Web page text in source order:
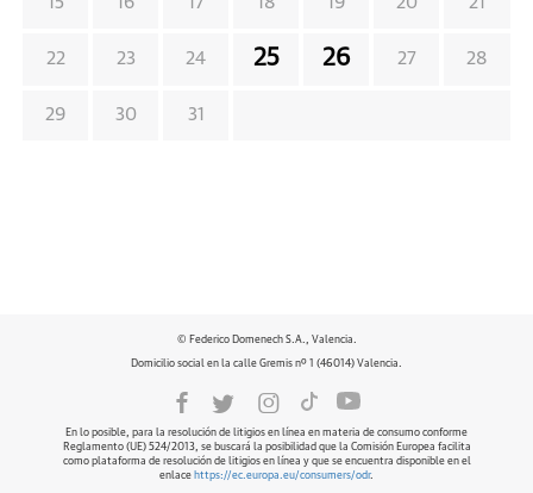
22 23 24 25 26 27 28
29 30 31
© Federico Domenech S.A., Valencia.
Domicilio social en la calle Gremis nº 1 (46014) Valencia.
En lo posible, para la resolución de litigios en línea en materia de consumo conforme
Reglamento (UE) 524/2013, se buscará la posibilidad que la Comisión Europea facilita
como plataforma de resolución de litigios en línea y que se encuentra disponible en el
enlace https://ec.europa.eu/consumers/odr.